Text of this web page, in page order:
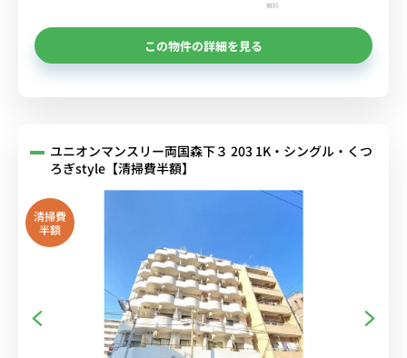
無料
この物件の詳細を見る
ユニオンマンスリー両国森下３ 203 1K・シングル・くつ
ろぎstyle【清掃費半額】
清掃費
半額